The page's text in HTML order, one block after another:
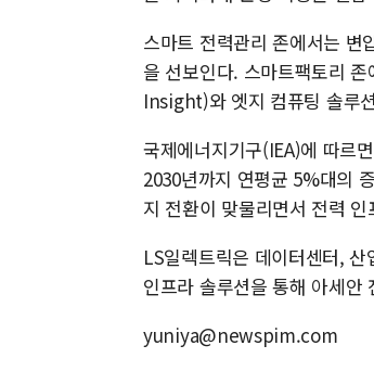
스마트 전력관리 존에서는 변
을 선보인다. 스마트팩토리
Insight)와 엣지 컴퓨팅 솔루
국제에너지기구(IEA)에 따르
2030년까지 연평균 5%대의
지 전환이 맞물리면서 전력
LS일렉트릭은 데이터센터,
인프라 솔루션을 통해 아세안
yuniya@newspim.com